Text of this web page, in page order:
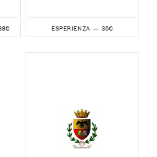
ESPERIENZA — 35€